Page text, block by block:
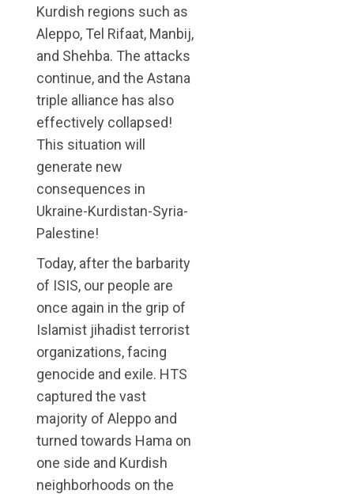
Kurdish regions such as
Aleppo, Tel Rifaat, Manbij,
and Shehba. The attacks
continue, and the Astana
triple alliance has also
effectively collapsed!
This situation will
generate new
consequences in
Ukraine-Kurdistan-Syria-
Palestine!
Today, after the barbarity
of ISIS, our people are
once again in the grip of
Islamist jihadist terrorist
organizations, facing
genocide and exile. HTS
captured the vast
majority of Aleppo and
turned towards Hama on
one side and Kurdish
neighborhoods on the